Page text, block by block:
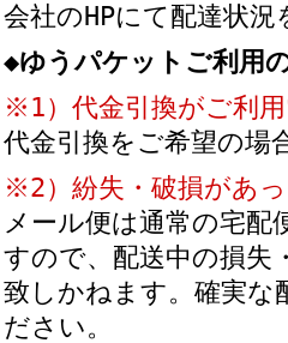
会社のHPにて配達状
◆ゆうパケットご利用
※1）代金引換がご利
代金引換をご希望の場
※2）紛失・破損があ
メール便は通常の宅
すので、配送中の損失
致しかねます。確実な
ださい。